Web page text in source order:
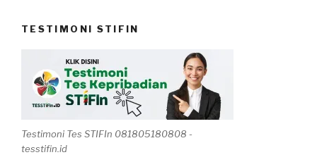
TESTIMONI STIFIN
Testimoni Tes STIFIn 081805180808 -
tesstifin.id